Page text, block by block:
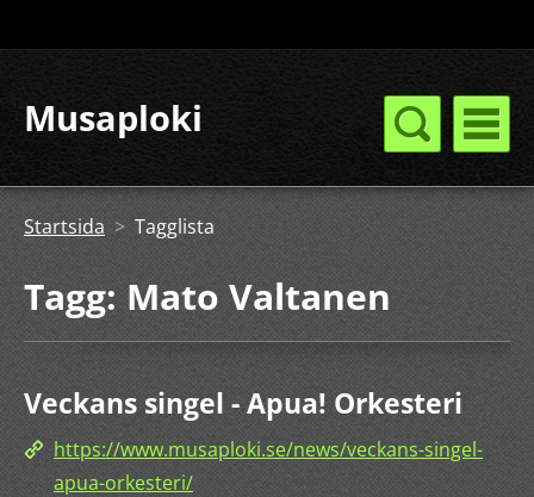
Musaploki
Startsida > Tagglista
Tagg: Mato Valtanen
Veckans singel - Apua! Orkesteri
https://www.musaploki.se/news/veckans-singel-
apua-orkesteri/